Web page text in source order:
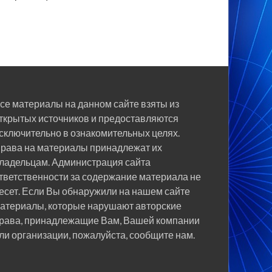
материалы на данном сайте взяты из
источников и предоставляются
в ознакомительных целях.
на материалы принадлежат их
Администрация сайта
за содержание материала не
Если Вы обнаружили на нашем сайте
которые нарушают авторские
принадлежащие Вам, Вашей компании
организации, пожалуйста, сообщите нам.